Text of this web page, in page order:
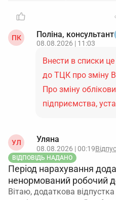
ПК Поліна, консультант
08.08.2026 | 11:03
Внести в списки
до ТЦК про зміну
Про зміну
підприємства,
УЛ Уляна
08.08.2026 | 00:19
ВІДПОВІДЬ НАДАНО
Період нарахування
ненормований робочий
Вітаю, додаткова